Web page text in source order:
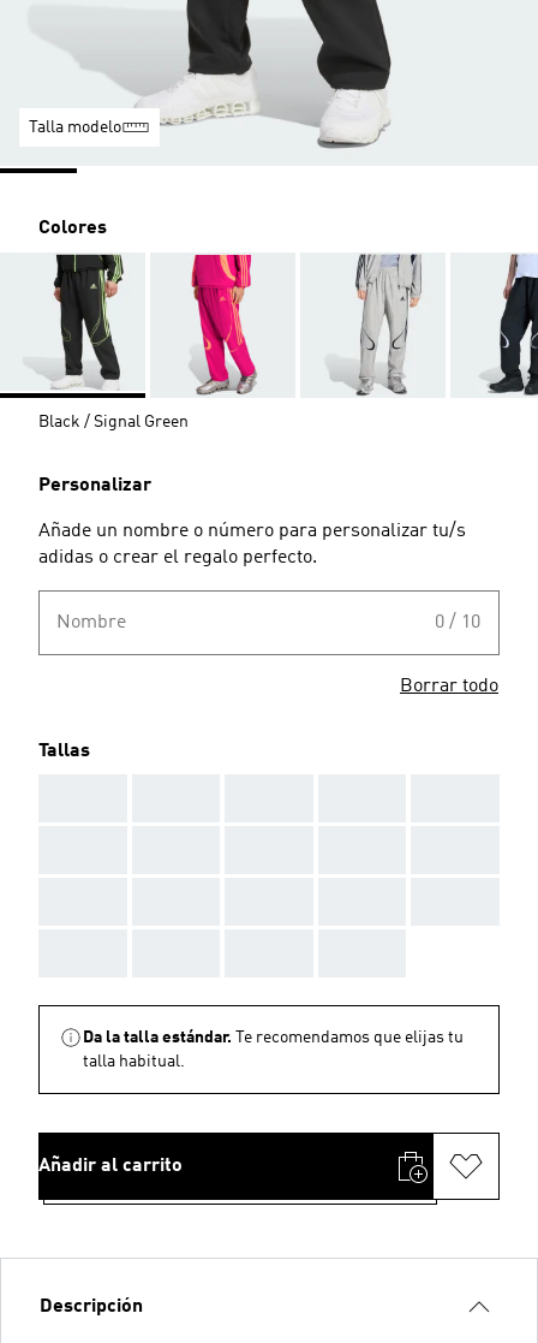
Talla modelo
Colores
Black / Signal Green
Personalizar
Añade un nombre o número para personalizar tu/s
adidas o crear el regalo perfecto.
Nombre 0 / 10
Borrar todo
Tallas
Da la talla estándar.
Te recomendamos que elijas tu
talla habitual.
Añadir al carrito
Descripción